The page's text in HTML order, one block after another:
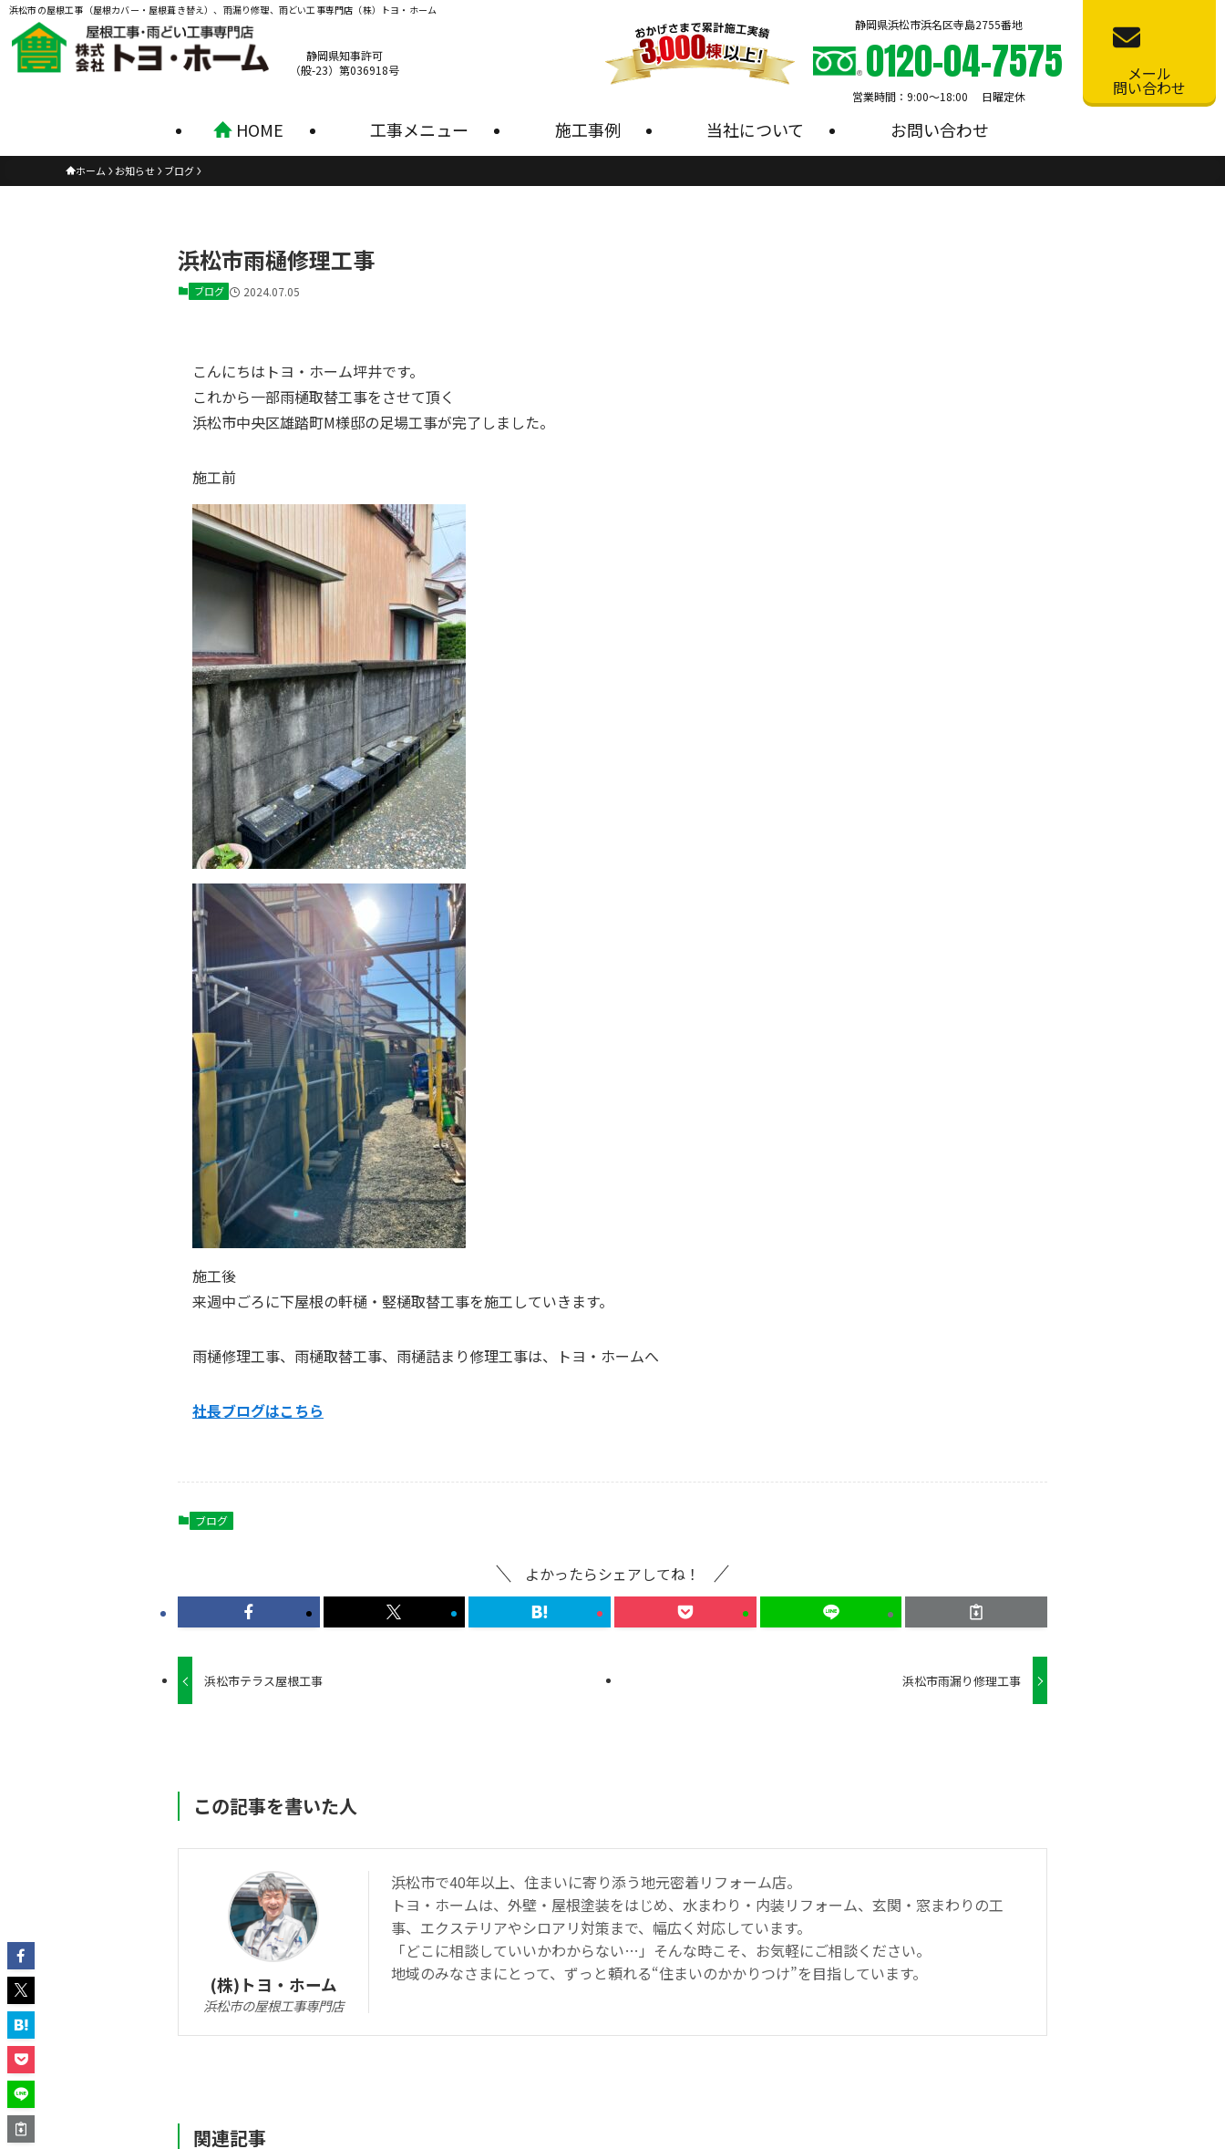
浜松市の屋根工事（屋根カバー・屋根葺き替え）、雨漏り修理、雨どい工事専門店（株）トヨ・ホーム
HOME 工事メニュー 施工事例 当社について お問い合わせ
静岡県知事許可
（般-23）第036918号
静岡県浜松市浜名区寺島2755番地
0120-04-7575
営業時間：9:00〜18:00 日曜定休
メール
問い合わせ
ホーム お知らせ ブログ
浜松市雨樋修理工事
ブログ 2024.07.05
こんにちはトヨ・ホーム坪井です。
これから一部雨樋取替工事をさせて頂く
浜松市中央区雄踏町M様邸の足場工事が完了しました。
施工前
施工後
来週中ごろに下屋根の軒樋・竪樋取替工事を施工していきます。
雨樋修理工事、雨樋取替工事、雨樋詰まり修理工事は、トヨ・ホームへ
社長ブログはこ ちら
ブログ
よかったらシェアしてね！
浜松市テラス屋根工事 浜松市雨漏り修理工事
この記事を書いた人
(株)トヨ・ホーム
浜松市の屋根工事専門店
浜松市で40年以上、住まいに寄り添う地元密着リフォーム店。
トヨ・ホームは、外壁・屋根塗装をはじめ、水まわり・内装リフォーム、玄関・窓まわりの工
事、エクステリアやシロアリ対策まで、幅広く対応しています。
「どこに相談していいかわからない…」そんな時こそ、お気軽にご相談ください。
地域のみなさまにとって、ずっと頼れる“住まいのかかりつけ”を目指しています。
関連記事